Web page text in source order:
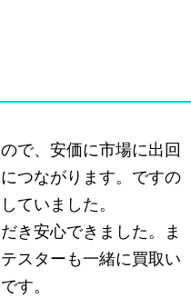
で、安価に市場に出回
つながります。ですの
ていました。
き安心できました。ま
スターも一緒に買取い
す。